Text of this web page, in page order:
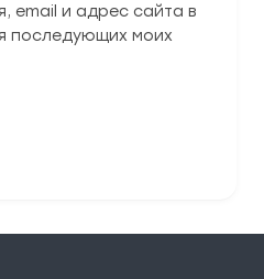
email и адрес сайта в
последующих моих